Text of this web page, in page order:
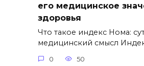
его медицинское
здоровья
Что такое индекс Нома:
медицинский смысл
0 50